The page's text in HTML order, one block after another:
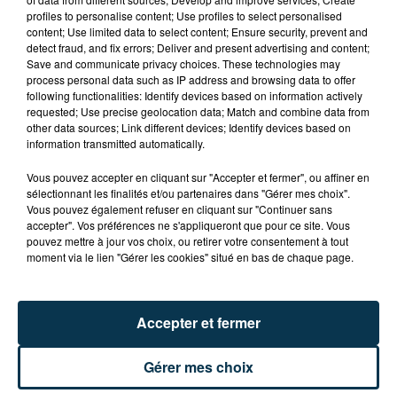
SAINT-ETIENNE : UN ENFANT DÉCÈDE APRÈS
UNE CHUTE DU 8E ÉTAGE
15 000 PERSONNES ATTENDUES À
MONTBRISON POUR LE TOUR DE FRANCE
profiles to personalise content; Use profiles to select personalised
content; Use limited data to select content; Ensure security, prevent and
detect fraud, and fix errors; Deliver and present advertising and content;
Save and communicate privacy choices. These technologies may
process personal data such as IP address and browsing data to offer
following functionalities: Identify devices based on information actively
requested; Use precise geolocation data; Match and combine data from
other data sources; Link different devices; Identify devices based on
information transmitted automatically.
Vous pouvez accepter en cliquant sur "Accepter et fermer", ou affiner en
sélectionnant les finalités et/ou partenaires dans "Gérer mes choix".
Vous pouvez également refuser en cliquant sur "Continuer sans
accepter". Vos préférences ne s'appliqueront que pour ce site. Vous
pouvez mettre à jour vos choix, ou retirer votre consentement à tout
moment via le lien "Gérer les cookies" situé en bas de chaque page.
Gérer mes choix
Accepter et fermer